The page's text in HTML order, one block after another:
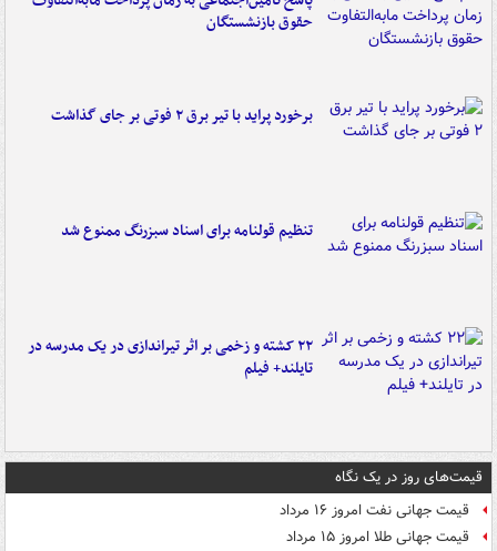
حقوق بازنشستگان
برخورد پراید با تیر برق ۲ فوتی بر جای گذاشت
تنظیم قولنامه برای اسناد سبزرنگ ممنوع شد
۲۲ کشته و زخمی بر اثر تیراندازی در یک مدرسه در
تایلند+ فیلم
قیمت‌های روز در یک نگاه
قیمت جهانی نفت امروز ۱۶ مرداد
قیمت جهانی طلا امروز ۱۵ مرداد